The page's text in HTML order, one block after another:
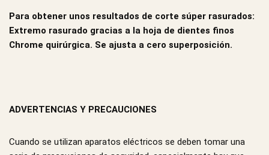
Para obtener unos resultados de corte súper rasurados:
Extremo rasurado gracias a la hoja de dientes finos
Chrome quirúrgica. Se ajusta a cero superposición.
ADVERTENCIAS Y PRECAUCIONES
Cuando se utilizan aparatos eléctricos se deben tomar una